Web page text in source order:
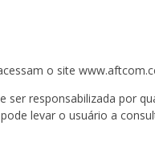
o site
responsabilizada por
levar o usuário a